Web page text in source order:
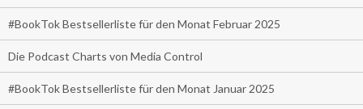
#BookTok Bestsellerliste für den Monat Februar 2025
Die Podcast Charts von Media Control
#BookTok Bestsellerliste für den Monat Januar 2025